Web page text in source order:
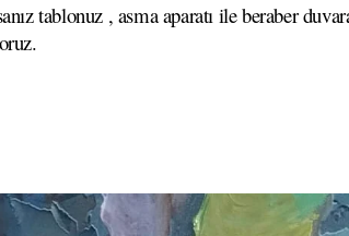
tablonuz , asma aparatı ile beraber